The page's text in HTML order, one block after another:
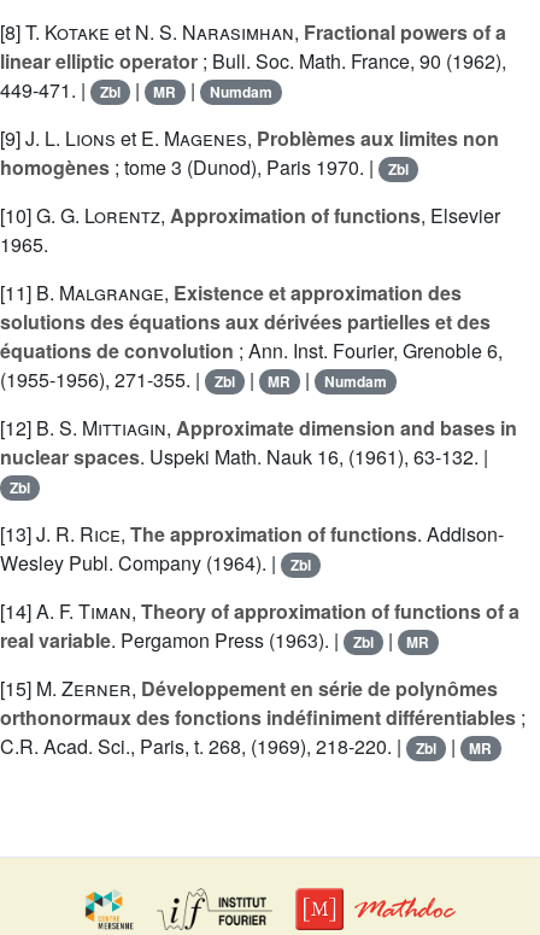
[8]T. Kotake et N. S. Narasimhan, Fractional powers of a
linear elliptic operator ; Bull. Soc. Math. France, 90 (1962),
449-471. |
Zbl | MR | Numdam
[9]J. L. Lions et E. Magenes, Problèmes aux limites non
homogènes ; tome 3 (Dunod), Paris 1970. | Zbl
[10]G. G. Lorentz, Approximation of functions, Elsevier
1965.
[11] B. Malgrange, Existence et approximation des
solutions des équations aux dérivées partielles et des
équations de convolution ; Ann. Inst. Fourier, Grenoble 6,
(1955-1956), 271-355. |
Zbl | MR | Numdam
[12] B. S. Mittiagin, Approximate dimension and bases in
nuclear spaces. Uspeki Math. Nauk 16, (1961), 63-132. |
Zbl
[13]J. R. Rice, The approximation of functions. Addison-
Wesley Publ. Company (1964). |
Zbl
[14]A. F. Timan, Theory of approximation of functions of a
real variable. Pergamon Press (1963). | Zbl | MR
[15] M. Zerner, Développement en série de polynômes
orthonormaux des fonctions indéfiniment différentiables ;
C.R. Acad. Sci., Paris, t. 268, (1969), 218-220. |
Zbl | MR